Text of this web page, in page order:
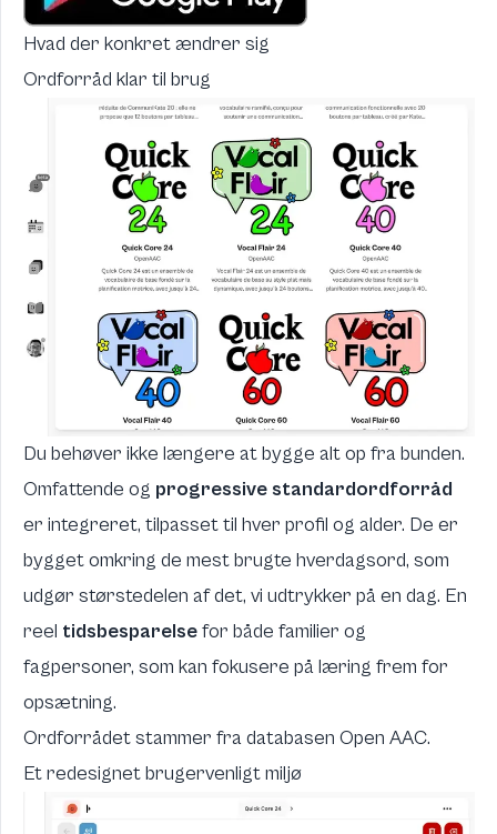
Hvad der konkret ændrer sig
Ordforråd klar til brug
Du behøver ikke længere at bygge alt op fra bunden.
Omfattende og progressive standardordforråd
er integreret, tilpasset til hver profil og alder. De er
bygget omkring de mest brugte hverdagsord, som
udgør størstedelen af det, vi udtrykker på en dag. En
reel tidsbesparelsefor både familier og
fagpersoner, som kan fokusere på læring frem for
opsætning.
Ordforrådet stammer fra databasen Open AAC.
Et redesignet brugervenligt miljø